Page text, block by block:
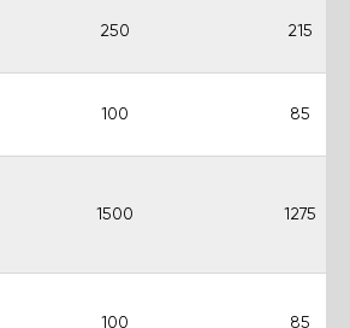
250 215
100 85
1500 1275
100 85